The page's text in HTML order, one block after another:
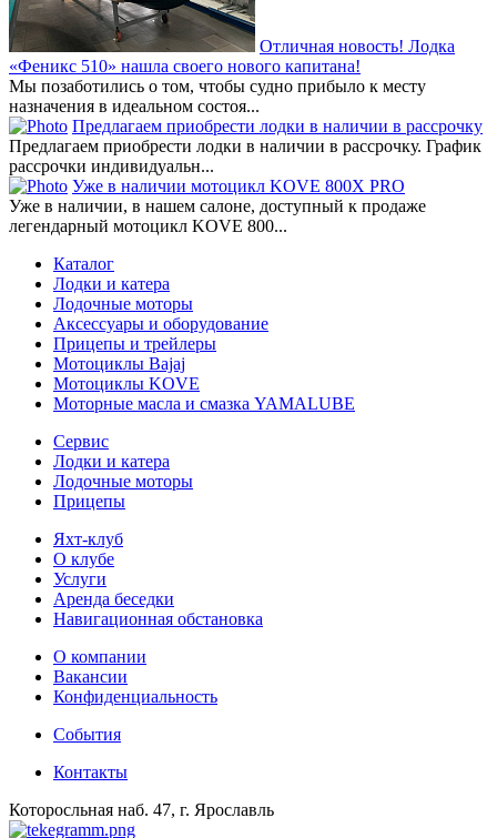
Отличная новость! Лодка
«Феникс 510» нашла своего нового капитана!
Мы позаботились о том, чтобы судно прибыло к месту
назначения в идеальном состоя...
Предлагаем приобрести лодки в наличии в рассрочку
Предлагаем приобрести лодки в наличии в рассрочку. График
рассрочки индивидуальн...
Уже в наличии мотоцикл KOVE 800X PRO
Уже в наличии, в нашем салоне, доступный к продаже
легендарный мотоцикл KOVE 800...
Каталог
Лодки и катера
Лодочные моторы
Аксессуары и оборудование
Прицепы и трейлеры
Мотоциклы Bajaj
Мотоциклы KOVE
Моторные масла и смазка YAMALUBE
Сервис
Лодки и катера
Лодочные моторы
Прицепы
Яхт-клуб
О клубе
Услуги
Аренда беседки
Навигационная обстановка
О компании
Вакансии
Конфиденциальность
События
Контакты
Которосльная наб. 47, г. Ярославль